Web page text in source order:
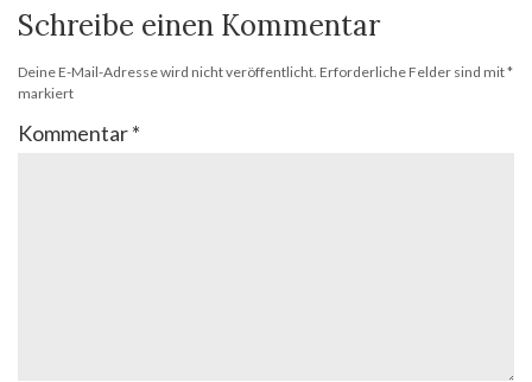
Schreibe einen Kommentar
Deine E-Mail-Adresse wird nicht veröffentlicht. Erforderliche Felder sind mit*
markiert
Kommentar*